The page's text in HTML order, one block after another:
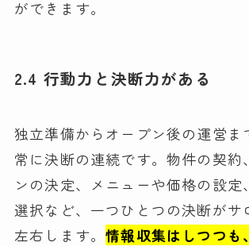
ができます。
2.4 行動力と決断力がある
独立準備からオープン後の運営ま
常に決断の連続です。物件の契約
ンの決定、メニューや価格の設定
選択など、一つひとつの決断がサ
左右します。情報収集はしつつも